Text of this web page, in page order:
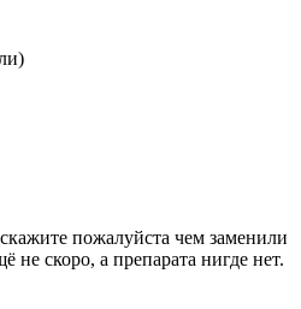
пожалуйста чем заменили
не скоро, а препарата нигде нет.